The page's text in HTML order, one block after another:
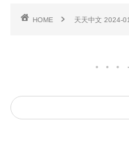
HOME 天天中文 2024-